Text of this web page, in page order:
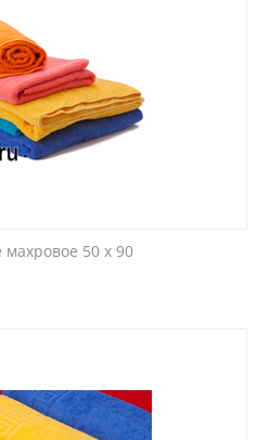
махровое 50 x 90